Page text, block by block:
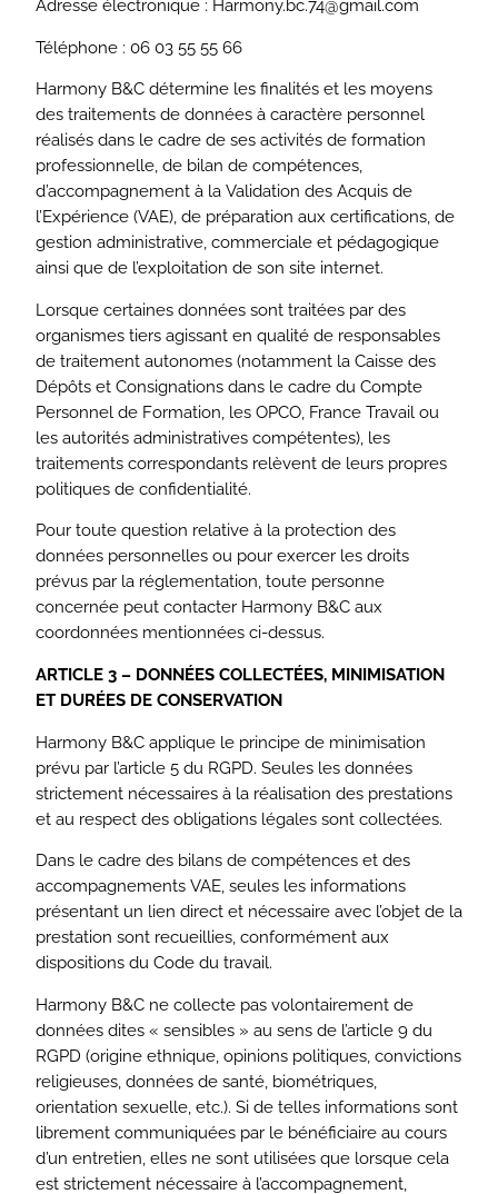
Adresse électronique : Harmony.bc.74@gmail.com
Téléphone : 06 03 55 55 66
Harmony B&C détermine les finalités et les moyens
des traitements de données à caractère personnel
réalisés dans le cadre de ses activités de formation
professionnelle, de bilan de compétences,
d’accompagnement à la Validation des Acquis de
l’Expérience (VAE), de préparation aux certifications, de
gestion administrative, commerciale et pédagogique
ainsi que de l’exploitation de son site internet.
Lorsque certaines données sont traitées par des
organismes tiers agissant en qualité de responsables
de traitement autonomes (notamment la Caisse des
Dépôts et Consignations dans le cadre du Compte
Personnel de Formation, les OPCO, France Travail ou
les autorités administratives compétentes), les
traitements correspondants relèvent de leurs propres
politiques de confidentialité.
Pour toute question relative à la protection des
données personnelles ou pour exercer les droits
prévus par la réglementation, toute personne
concernée peut contacter Harmony B&C aux
coordonnées mentionnées ci-dessus.
ARTICLE 3 – DONNÉES COLLECTÉES, MINIMISATION
ET DURÉES DE CONSERVATION
Harmony B&C applique le principe de minimisation
prévu par l’article 5 du RGPD. Seules les données
strictement nécessaires à la réalisation des prestations
et au respect des obligations légales sont collectées.
Dans le cadre des bilans de compétences et des
accompagnements VAE, seules les informations
présentant un lien direct et nécessaire avec l’objet de la
prestation sont recueillies, conformément aux
dispositions du Code du travail.
Harmony B&C ne collecte pas volontairement de
données dites « sensibles » au sens de l’article 9 du
RGPD (origine ethnique, opinions politiques, convictions
religieuses, données de santé, biométriques,
orientation sexuelle, etc.). Si de telles informations sont
librement communiquées par le bénéficiaire au cours
d’un entretien, elles ne sont utilisées que lorsque cela
est strictement nécessaire à l’accompagnement,